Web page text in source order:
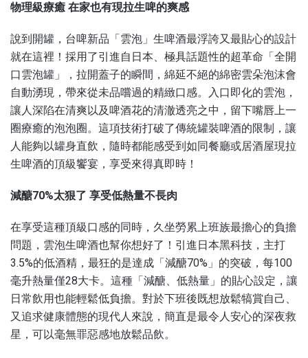
物理級療癒 在家也有現拉生啤的爽感
說到開罐，台啤新品「雲泡」生啤酒最浮誇又最貼心的設計
就在這裡！採用了引進自日本、極具話題性的超革命「全開
口雲泡罐」，拉開蓋子的瞬間，綿延不絕的綿密雲朵泡沫會
自動湧現，帶來從未品嚐過的精緻口感。入口即化的雲泡，
讓人深陷在清爽以及啤酒花的清澈透亮之中，留下嘴唇上一
圈療癒的泡泡圈。這項技術打破了傳統罐裝啤酒的限制，讓
人能夠以罐身直飲，隨時都能感受到如同餐廳或居酒屋現拉
生啤酒的頂級饗宴，享受來得真即時！
減醣70%太狠了 享受低熱量不長肉
在享受這種頂級口感的同時，久坐勞累上班族最擔心的負擔
問題，雲泡生啤酒也幫你想好了！引進日本黑科技，主打
3.5%的低酒精，最狂的是達成「減醣70%」的突破，每100
毫升熱量僅28大卡。這種「減醣、低熱量」的貼心設定，讓
日常飲用也能輕鬆低負擔。對於下班後既想放鬆犒賞自己、
又追求健康體態的現代人來說，簡直是最令人安心的深夜救
星，可以毫無罪惡感地放鬆品飲。